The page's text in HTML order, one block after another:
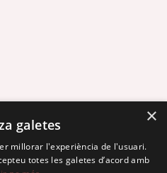
×
galetes
millorar l'experiència de l'usuari.
totes les galetes d’acord amb